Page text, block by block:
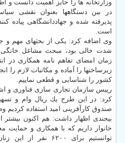
وزارتخانه ها را حایز اهمیت دانست و
در بین دستگاهها بعنوان نقشی
پذیرفته شده و جهاددانشگاهی پیاده
است.
وی اضافه كرد: یكی از بحثهای مهم
شدت خالی بود، مبحث مشاغل
زمان امضای تفاهم نامه همكاری در
كشور را شناسایی و قطعی نماییم.
رییس سازمان تجاری سازی فناوری و
كرد: در این طرح یك ریال وام و
صندوق كارآفرینی امید استفاده كردیم
بیجندی اظهار داشت: هم اكنون
خانوار داریم كه با همكاری و حمایت
توانستیم برای ۶۲۰۰